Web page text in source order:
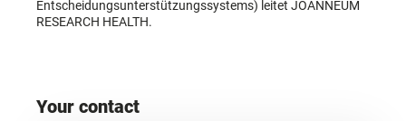
Entscheidungsunterstützungssystems) leitet JOANNEUM
RESEARCH HEALTH.
Your contact